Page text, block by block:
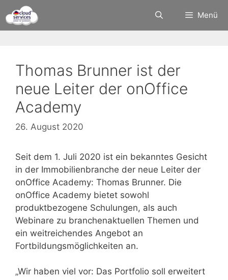
Inhalt
springen
Menü
Thomas Brunner ist der
neue Leiter der onOffice
Academy
26. August 2020
Seit dem 1. Juli 2020 ist ein bekanntes Gesicht
in der Immobilienbranche der neue Leiter der
onOffice Academy: Thomas Brunner. Die
onOffice Academy bietet sowohl
produktbezogene Schulungen, als auch
Webinare zu branchenaktuellen Themen und
ein weitreichendes Angebot an
Fortbildungsmöglichkeiten an.
„Wir haben viel vor: Das Portfolio soll erweitert